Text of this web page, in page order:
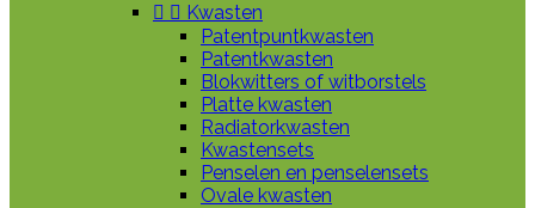
  Kwasten
Patentpuntkwasten
Patentkwasten
Blokwitters of witborstels
Platte kwasten
Radiatorkwasten
Kwastensets
Penselen en penselensets
Ovale kwasten